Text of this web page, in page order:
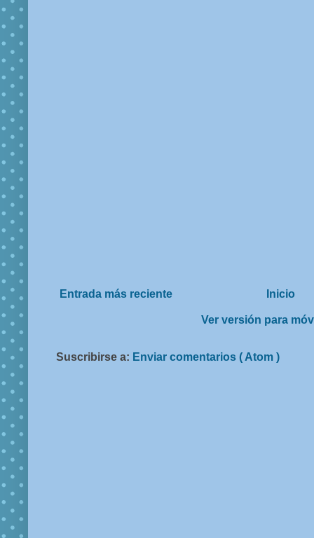
Entrada más reciente Inicio
Ver versión para
Suscribirse a: Enviar comentarios ( Atom )